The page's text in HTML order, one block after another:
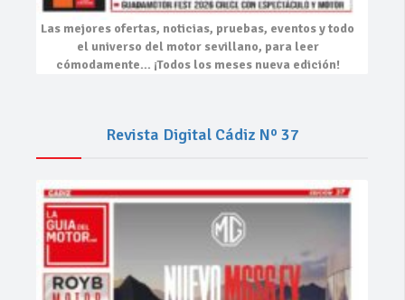
Las mejores ofertas, noticias, pruebas, eventosy todo
el universo del motor sevillano, para leer
cómodamente… ¡Todos los meses nueva edición!
Revista Digital Cádiz Nº 37